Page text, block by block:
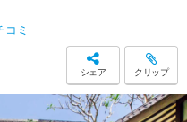
コミ
シェア クリップ